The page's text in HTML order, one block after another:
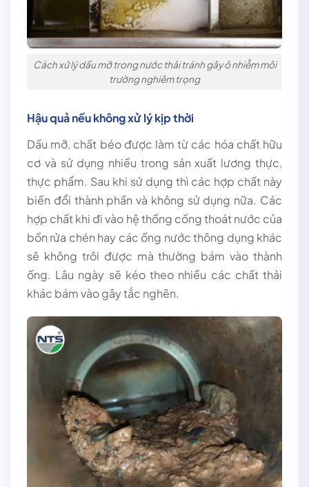
Cách xử lý dầu mỡ trong nước thải tránh gây ô nhiễm môi
trường nghiêm trọng
Hậu quả nếu không xử lý kịp thời
Dầu mỡ, chất béo được làm từ các hóa chất hữu
cơ và sử dụng nhiều trong sản xuất lương thực,
thực phẩm. Sau khi sử dụng thì các hợp chất này
biến đổi thành phần và không sử dụng nữa. Các
hợp chất khi đi vào hệ thống cống thoát nước của
bồn rửa chén hay các ống nước thông dụng khác
sẽ không trôi được mà thường bám vào thành
ống. Lâu ngày sẽ kéo theo nhiều các chất thải
khác bám vào gây tắc nghẽn.